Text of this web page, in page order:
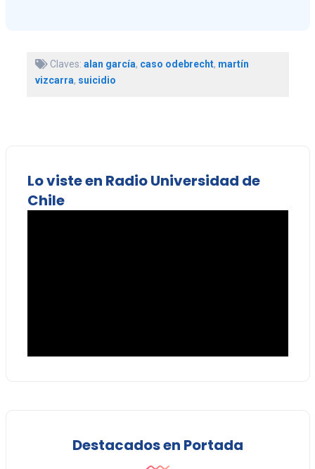
Claves: alan garcía, caso odebrecht, martín
vizcarra, suicidio
Lo viste en Radio Universidad de
Chile
Destacados en Portada